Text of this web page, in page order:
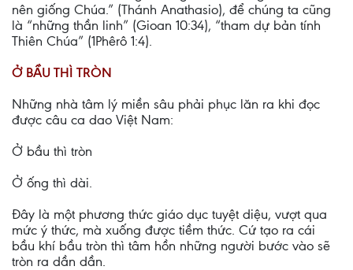
nên giống Chúa.” (Thánh Anathasio), để chúng ta cũng
là “những thần linh” (Gioan 10:34), “tham dự bản tính
Thiên Chúa” (1Phêrô 1:4).
Ở BẦU THÌ TRÒN
Những nhà tâm lý miền sâu phải phục lăn ra khi đọc
được câu ca dao Việt Nam:
Ở bầu thì tròn
Ở ống thì dài.
Ðây là một phương thức giáo dục tuyệt diệu, vượt qua
mức ý thức, mà xuống được tiềm thức. Cứ tạo ra cái
bầu khí bầu tròn thì tâm hồn những người bước vào sẽ
tròn ra dần dần.